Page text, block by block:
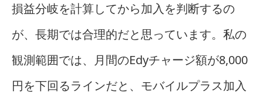
損益分岐を計算してから加入を判断するの
が、長期では合理的だと思っています。私の
観測範囲では、月間のEdyチャージ額が8,000
円を下回るラインだと、モバイルプラス加入